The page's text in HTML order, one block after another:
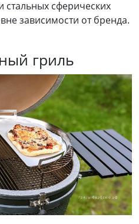
стальных сферических
зависимости от бренда.
гриль